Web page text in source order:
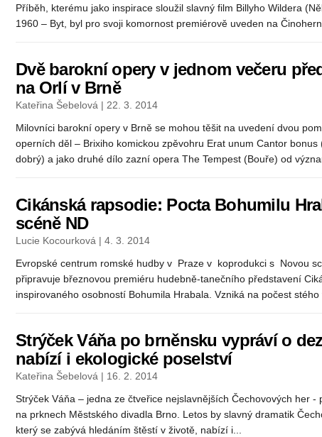
Příběh, kterému jako inspirace sloužil slavný film Billyho Wildera
1960 – Byt, byl pro svoji komornost premiérově uveden na
Dvě barokní opery v jednom večeru
na Orlí v Brně
Kateřina Šebelová | 22. 3. 2014
Milovníci barokní opery v Brně se mohou těšit na uvedení dvou
operních děl – Brixiho komickou zpěvohru Erat unum Cantor
dobrý) a jako druhé dílo zazní opera The Tempest (Bouře) od
Cikánská rapsodie: Pocta Bohumilu
scéně ND
Lucie Kocourková | 4. 3. 2014
Evropské centrum romské hudby v Praze v koprodukci s Novou
připravuje březnovou premiéru hudebně-tanečního představení
inspirovaného osobností Bohumila Hrabala. Vzniká na počest stého
Strýček Váňa po brněnsku vypráví o
nabízí i ekologické poselství
Kateřina Šebelová | 16. 2. 2014
Strýček Váňa – jedna ze čtveřice nejslavnějších Čechovových her -
na prknech Městského divadla Brno. Letos by slavný dramatik
který se zabývá hledáním štěstí v životě, nabízí i...